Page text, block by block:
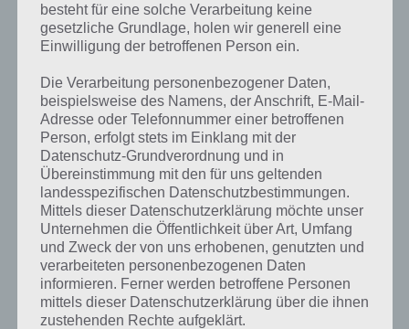
[caption id="attachment_20500" align="alignright"
width="150"] App 94 Prozent von Scimob[/caption]
Hier findest du die Lösung der Level 61, 62, 63, 64…
LÖSUNGEN
besteht für eine solche Verarbeitung keine
gesetzliche Grundlage, holen wir generell eine
Einwilligung der betroffenen Person ein.
Die Verarbeitung personenbezogener Daten,
beispielsweise des Namens, der Anschrift, E-Mail-
Adresse oder Telefonnummer einer betroffenen
Person, erfolgt stets im Einklang mit der
Datenschutz-Grundverordnung und in
Übereinstimmung mit den für uns geltenden
landesspezifischen Datenschutzbestimmungen.
Mittels dieser Datenschutzerklärung möchte unser
Unternehmen die Öffentlichkeit über Art, Umfang
und Zweck der von uns erhobenen, genutzten und
verarbeiteten personenbezogenen Daten
informieren. Ferner werden betroffene Personen
mittels dieser Datenschutzerklärung über die ihnen
zustehenden Rechte aufgeklärt.